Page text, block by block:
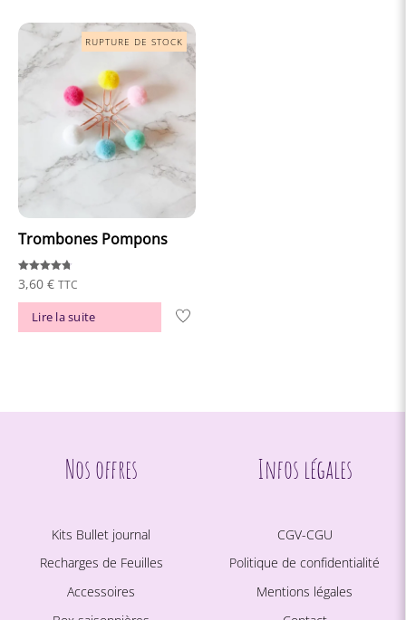
Trombones Pompons
Note
4.76
3,60 € TTC
Lire la suite
Nos offres
Kits Bullet journal
Recharges de Feuilles
Accessoires
Infos légales
CGV-CGU
Politique de confidentialité
Mentions légales